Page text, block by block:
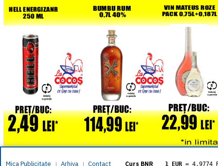
Mica Publicitate | Arhiva | Contact Curs BNR 1 EUR = 4.9774